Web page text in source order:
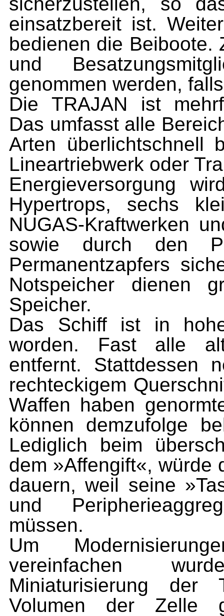
einsatzbereit ist.
bedienen die Beiboote.
und
genommen werden,
Die TRAJAN ist
Das umfasst alle
Arten überlichtschnell
Lineartriebwerk oder
Energieversorgung
Hypertrops, sechs
NUGAS-Kraftwerken
sowie durch den
Permanentzapfers
Notspeicher dienen
Speicher.
Das Schiff ist in
worden. Fast alle
entfernt. Stattdessen
rechteckigem
Waffen haben
können demzufolge
Lediglich beim
dem »Affengift«, würde
dauern, weil seine
und
müssen.
Um
vereinfachen
Miniaturisierung
Volumen der Zelle